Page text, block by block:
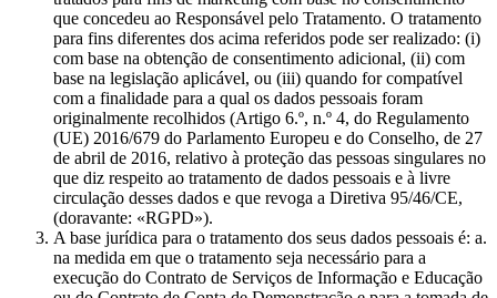
que concedeu ao Responsável pelo Tratamento. O tratamento
para fins diferentes dos acima referidos pode ser realizado: (i)
com base na obtenção de consentimento adicional, (ii) com
base na legislação aplicável, ou (iii) quando for compatível
com a finalidade para a qual os dados pessoais foram
originalmente recolhidos (Artigo 6.º, n.º 4, do Regulamento
(UE) 2016/679 do Parlamento Europeu e do Conselho, de 27
de abril de 2016, relativo à proteção das pessoas singulares no
que diz respeito ao tratamento de dados pessoais e à livre
circulação desses dados e que revoga a Diretiva 95/46/CE,
(doravante: «RGPD»).
A base jurídica para o tratamento dos seus dados pessoais é: a.
na medida em que o tratamento seja necessário para a
execução do Contrato de Serviços de Informação e Educação